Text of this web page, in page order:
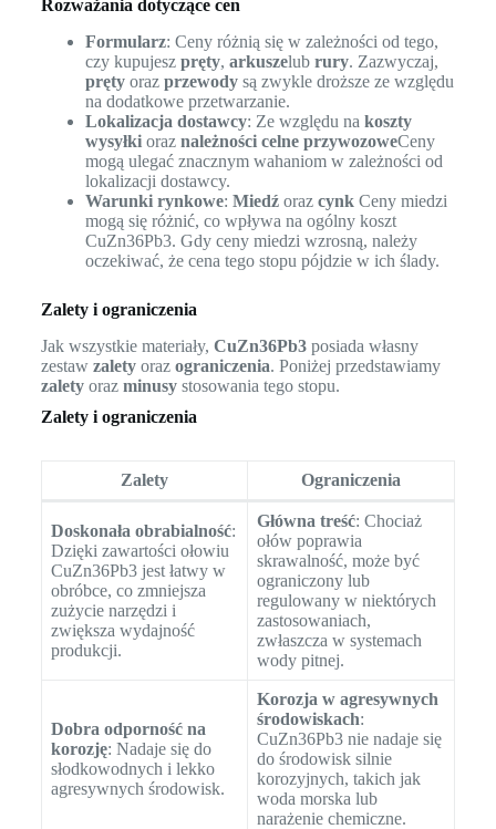
Rozważania dotyczące cen
Formularz: Ceny różnią się w zależności od tego,
czy kupujesz pręty, arkuszelub rury. Zazwyczaj,
prętyoraz przewodysą zwykle droższe ze względu
na dodatkowe przetwarzanie.
Lokalizacja dostawcy: Ze względu na koszty
wysyłkioraz należności celne przywozoweCeny
mogą ulegać znacznym wahaniom w zależności od
lokalizacji dostawcy.
Warunki rynkowe: Miedźoraz cynkCeny miedzi
mogą się różnić, co wpływa na ogólny koszt
CuZn36Pb3. Gdy ceny miedzi wzrosną, należy
oczekiwać, że cena tego stopu pójdzie w ich ślady.
Zalety i ograniczenia
Jak wszystkie materiały, CuZn36Pb3posiada własny
zestaw zaletyoraz ograniczenia. Poniżej przedstawiamy
zaletyoraz minusystosowania tego stopu.
Zalety i ograniczenia
Zalety Ograniczenia
Doskonała obrabialność:
Dzięki zawartości ołowiu
CuZn36Pb3 jest łatwy w
obróbce, co zmniejsza
zużycie narzędzi i
zwiększa wydajność
produkcji.
Główna treść: Chociaż
ołów poprawia
skrawalność, może być
ograniczony lub
regulowany w niektórych
zastosowaniach,
zwłaszcza w systemach
wody pitnej.
Dobra odporność na
korozję: Nadaje się do
słodkowodnych i lekko
agresywnych środowisk.
Korozja w agresywnych
środowiskach:
CuZn36Pb3 nie nadaje się
do środowisk silnie
korozyjnych, takich jak
woda morska lub
narażenie chemiczne.